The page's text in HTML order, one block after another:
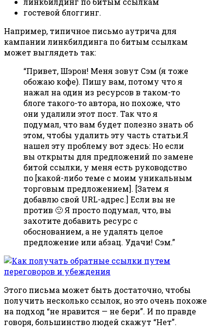
гостевой блоггинг.
Например, типичное письмо аутрича для
кампании линкбилдинга по битым ссылкам
может выглядеть так:
“Привет, Шэрон! Меня зовут Сэм (я тоже
обожаю кофе). Пишу вам, потому что я
нажал на один из ресурсов в таком-то
блоге такого-то автора, но похоже, что
они удалили этот пост. Так что я
подумал, что вам будет полезно знать об
этом, чтобы удалить эту часть статьи.Я
нашел эту проблему вот здесь: Но если
вы открыты для предложений по замене
битой ссылки, у меня есть руководство
по [какой-либо теме с моим уникальным
торговым предложением]. [Затем я
добавлю свой URL-адрес.] Если вы не
против 🙂 Я просто подумал, что, вы
захотите добавить ресурс с
обоснованием, а не удалять целое
предложение или абзац. Удачи! Сэм.”
Этого письма может быть достаточно, чтобы
получить несколько ссылок, но это очень похоже
на подход “не нравится — не бери”. И по правде
говоря, большинство людей скажут “Нет”.